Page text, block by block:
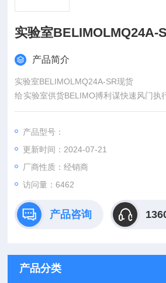
实验室BELIMOLMQ24A-
产品简介
实验室BELIMOLMQ24A-SR现货
给实验室供货BELIMO搏利谋快速风门执
保障，售后服务好，长期拥有大量的现
产品型号：
更新时间：2024-07-21
厂商性质：经销商
访问量：6462
产品咨询
产品分类